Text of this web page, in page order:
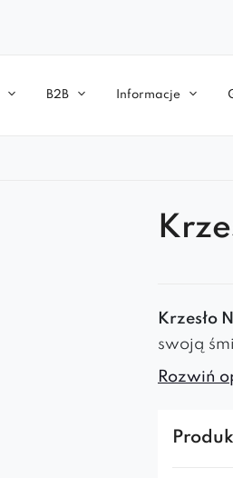
B2B Informacje
Krzesło
swoją
Twórcy
Rozwiń